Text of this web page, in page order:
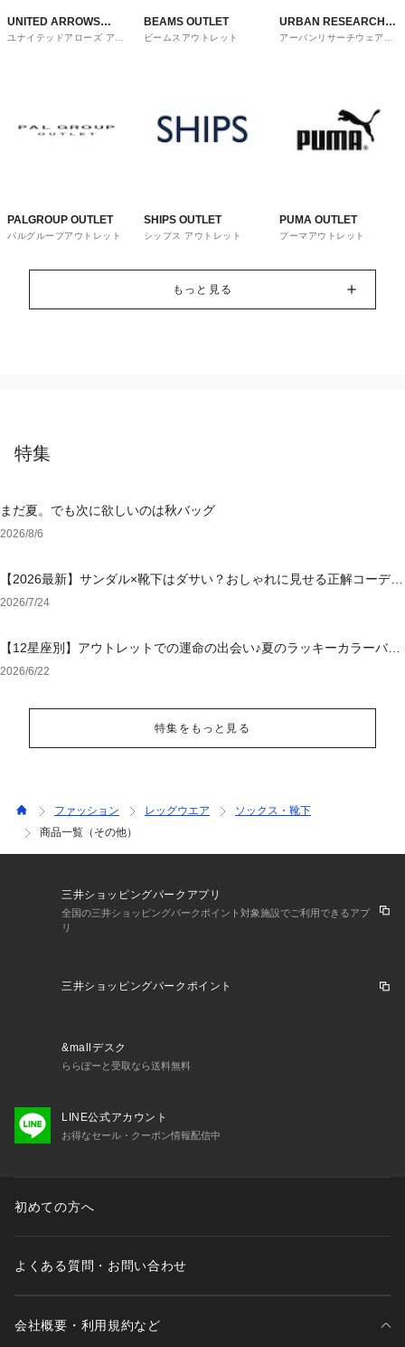
UNITED ARROWS
OUTLET
ユナイテッドアローズ アウ
BEAMS OUTLET
ビームスアウトレット
URBAN RESEARCH
ware house
アーバンリサーチウェアハ
PALGROUP OUTLET
パルグループアウトレット
SHIPS OUTLET
シップス アウトレット
PUMA OUTLET
プーマアウトレット
もっと見る
特集
まだ夏。でも次に欲しいのは秋バッグ
2026/8/6
【2026最新】サンダル×靴下はダサい？おしゃれに見せる正解コーデと
選び方【レディース・メンズ】
2026/7/24
【12星座別】アウトレットでの運命の出会い♪夏のラッキーカラーバッ
グ＆小物
2026/6/22
特集をもっと見る
ファッション レッグウエア
ソックス・靴下
商品一覧（その他）
三井ショッピングパークアプリ
全国の三井ショッピングパークポイント対象施設でご利用できるアプ
リ
三井ショッピングパークポイント
&mallデスク
ららぽーと受取なら送料無料
LINE公式アカウント
お得なセール・クーポン情報配信中
初めての方へ
よくある質問・お問い合わせ
会社概要・利用規約など